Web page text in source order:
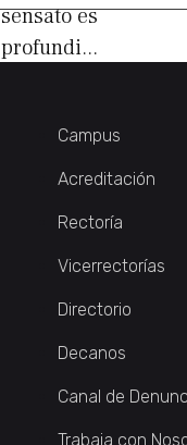
sensato es
profundi...
Campus
Acreditación
Rectoría
Vicerrectorías
Directorio
Decanos
Canal de
Trabaja con